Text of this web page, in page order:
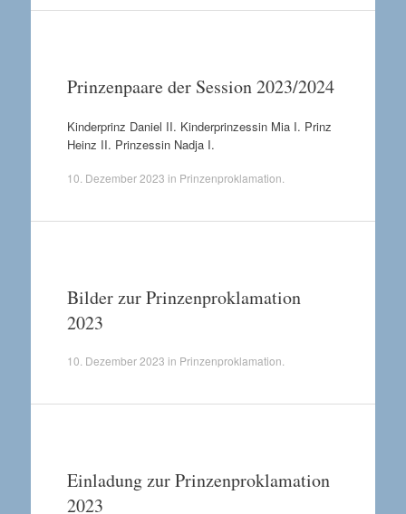
Prinzenpaare der Session 2023/2024
Kinderprinz Daniel II. Kinderprinzessin Mia I. Prinz
Heinz II. Prinzessin Nadja I.
10. Dezember 2023 in Prinzenproklamation
Bilder zur Prinzenproklamation
2023
10. Dezember 2023 in Prinzenproklamation
Einladung zur Prinzenproklamation
2023